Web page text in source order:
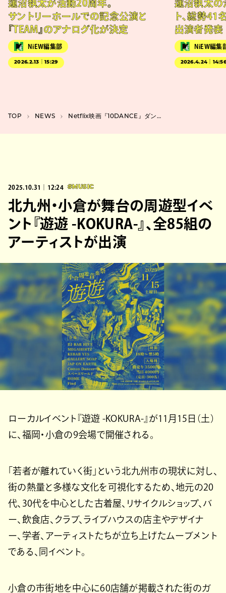
蓮沼執太が活動20周年。
サントリーホールでの記念公演と
『TEAM』のアナログ化が決定
NiEW編集部
2026.2.13｜15:29
蓮沼執太の
ト、総勢41
出演者発表
NiEW編集
2026.4.24｜
TOP NEWS Netflix映画『10DANCE』ダンスパートナー役に土居志央梨と石井杏奈。場面写真も公開
2025.10.31｜12:24 #MUSIC
北九州・小倉が舞台の周遊型イベ
ント『遊遊 -KOKURA-』、全85組の
アーティストが出演
ローカルイベント『遊遊 -KOKURA-』が11月15日（土）
に、福岡・小倉の9会場で開催される。
「若者が離れていく街」という北九州市の現状に対し、
街の熱量と多様な文化を可視化するため、地元の20
代、30代を中心とした古着屋、リサイクルショップ、バ
ー、飲食店、クラブ、ライブハウスの店主やデザイナ
ー、学者、アーティストたちが立ち上げたムーブメント
である、同イベント。
小倉の市街地を中心に60店舗が掲載された街のガ